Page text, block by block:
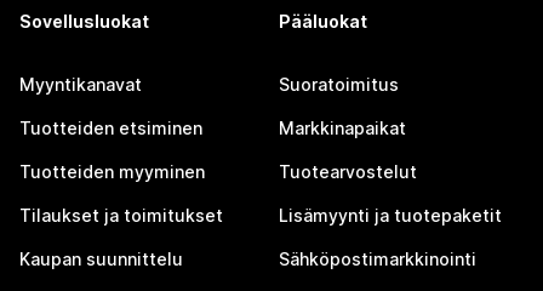
Sovellusluokat
Myyntikanavat
Tuotteiden etsiminen
Tuotteiden myyminen
Tilaukset ja toimitukset
Kaupan suunnittelu
Pääluokat
Suoratoimitus
Markkinapaikat
Tuotearvostelut
Lisämyynti ja tuotepaketit
Sähköpostimarkkinointi